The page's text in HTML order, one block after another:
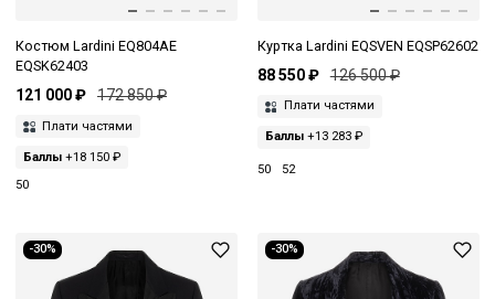
Костюм Lardini EQ804AE
EQSK62403
121 000 ₽ 172 850 ₽
Плати частями
Баллы +18 150 ₽
50
Куртка Lardini EQSVEN EQSP62602
88 550 ₽ 126 500 ₽
Плати частями
Баллы+13 283 ₽
50 52
-30% -30%